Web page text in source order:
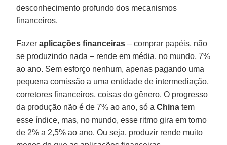
desconhecimento profundo dos mecanismos
financeiros.
Fazeraplicações financeiras – comprar papéis, não
se produzindo nada – rende em média, no mundo, 7%
ao ano. Sem esforço nenhum, apenas pagando uma
pequena comissão a uma entidade de intermediação,
corretores financeiros, coisas do gênero. O progresso
da produção não é de 7% ao ano, só aChina tem
esse índice, mas, no mundo, esse ritmo gira em torno
de 2% a 2,5% ao ano. Ou seja, produzir rende muito